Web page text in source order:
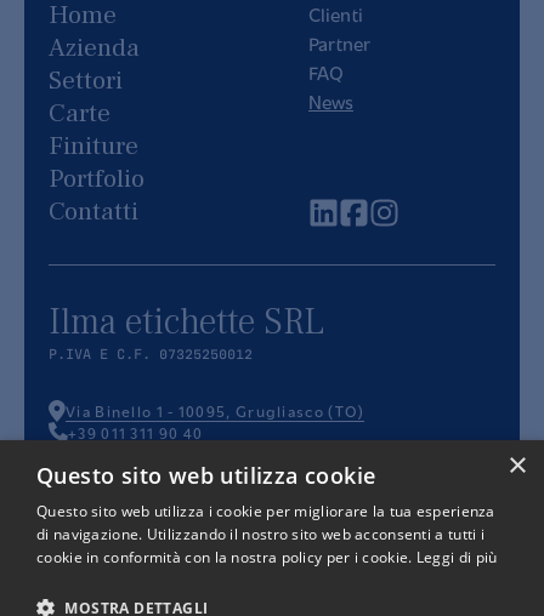
Ilma etichette SRL
P.IVA E C.F. 07325250012
Via Binello 1 - 10095 Grugliasco (TO)
+39 011 311 90 40
Home
Azienda
Settori
Carte
Finiture
Portfolio
Contatti
Clienti
Partner
FAQ
News
PRIVACY
COOKIE
TERMINI E
×
Questo sito web utilizza cookie
Questo sito web utilizza i cookie per migliorare la tua esperienza
di navigazione. Utilizzando il nostro sito web acconsenti a tutti i
cookie in conformità con la nostra policy per i cookie. Leggi di più
MOSTRA DETTAGLI